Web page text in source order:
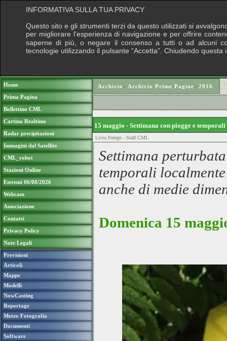
Home
Prima Pagina
Bollettino CML
Cartina Realtime
Radar precipitazioni
Immagini dal Satellite
CML_robot
Stazioni Online
Estremi 06/08/2026
Webcam
Associazione
Contatti
Privacy Policy
Note Legali
Previsioni
Articoli
Mappe
Modelli
NowCasting
Reportage
Meteo Fotografia
Documenti
Software
Archivio › Archivio Prime Pagine› 2016
15 maggio - Settimana con piogge e
Livio Perego - Staff CML
Settimana
temporali
anche di medie
Domenica 15
INFORMATIVA SULLA TUA PRIVACY
Questo sito e gli strumenti terzi da questo utilizzati si
per migliorare l'esperienza di navigazione e per offrire
saperne di più, o negare il consenso a tutti o ad alcuni
tecnologie utilizzando il pulsante “Accetta”. Chiudendo